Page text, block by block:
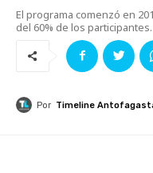
El programa comenzó en
del 60% de los participantes.
Por Timeline